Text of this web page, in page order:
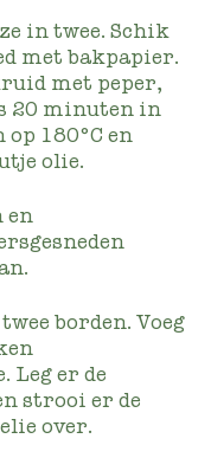
in twee. Schik
met bakpapier.
met peper,
20 minuten in
180°C en
olie.
en
borden. Voeg
Leg er de
strooi er de
over.